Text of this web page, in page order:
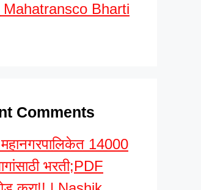
Mahatransco Bharti
Comments
14000
भरती;PDF